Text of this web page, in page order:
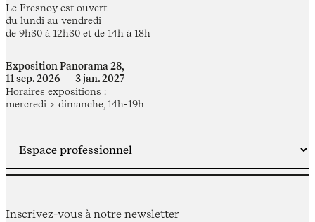
Le Fresnoy est ouvert
du lundi au vendredi
de 9h30 à 12h30 et de 14h à 18h
Exposition Panorama 28,
11 sep. 2026 — 3 jan. 2027
Horaires expositions :
mercredi > dimanche, 14h-19h
Inscrivez-vous à notre newsletter